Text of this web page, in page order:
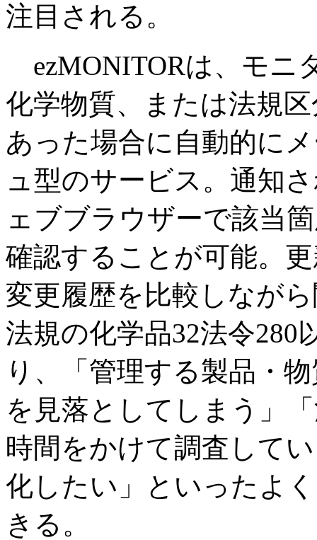
注目される。
ezMONITORは、モニ
化学物質、または法規
あった場合に自動的に
ュ型のサービス。通知
ェブブラウザーで該当
確認することが可能。
変更履歴を比較しなが
法規の化学品32法令280
り、「管理する製品・
を見落としてしまう」
時間をかけて調査して
化したい」といったよ
きる。